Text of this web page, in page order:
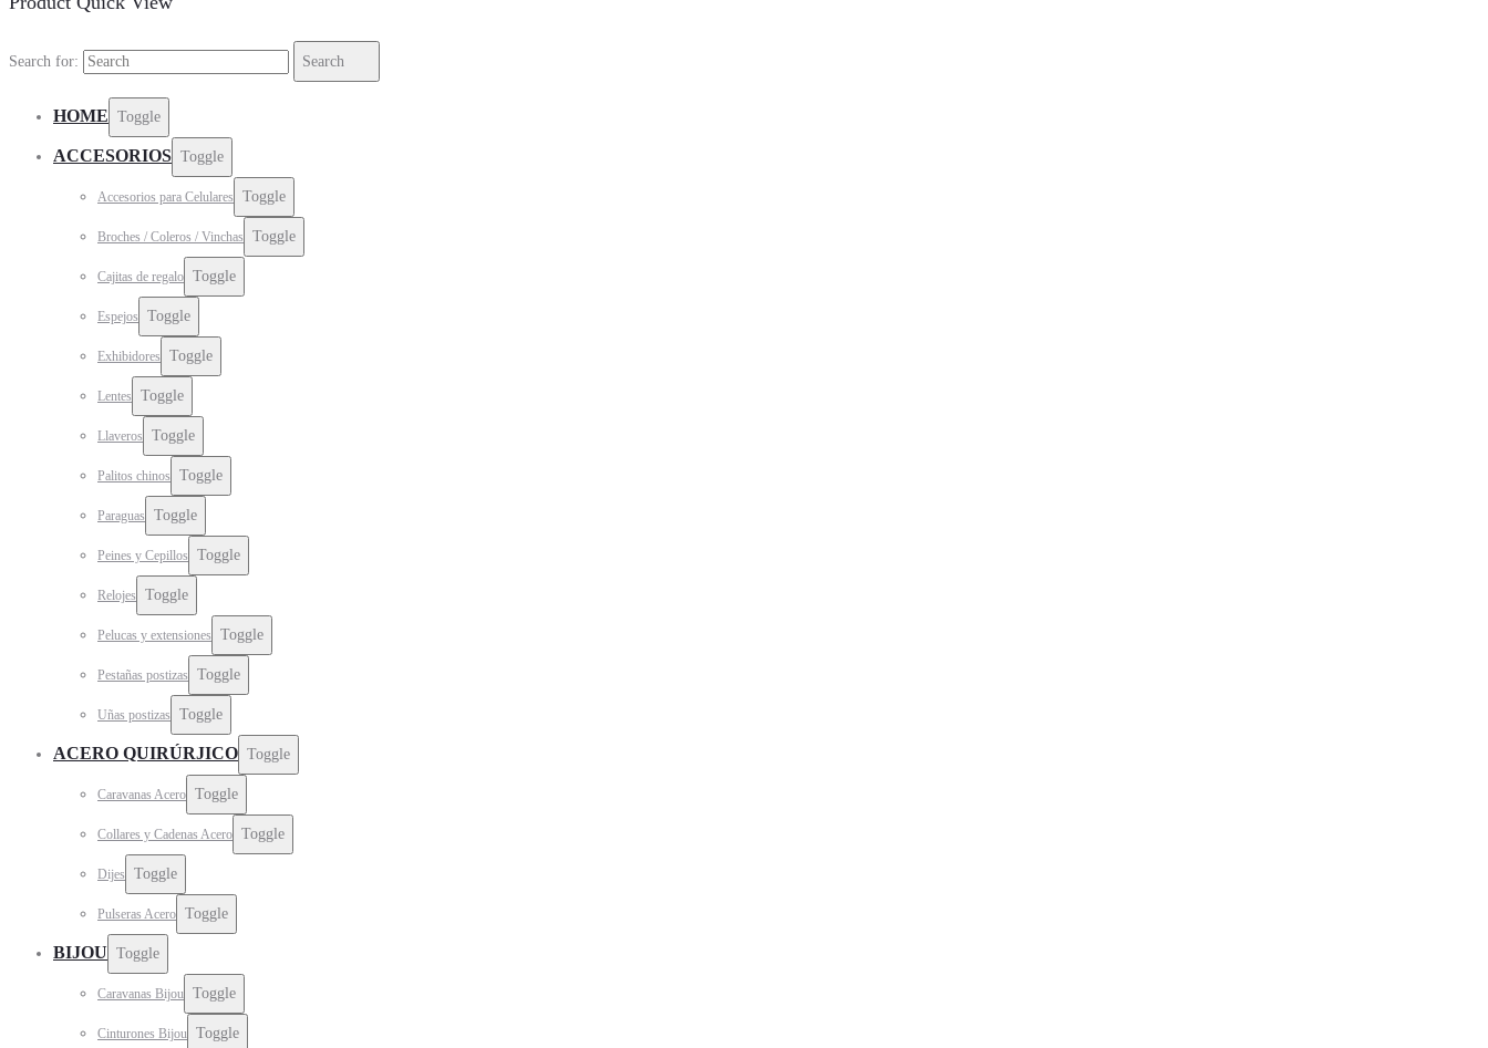
Search for: Search
HOME Toggle
ACCESORIOS Toggle
Accesorios para Celulares Toggle
Broches / Coleros / Vinchas Toggle
Cajitas de regalo Toggle
Espejos Toggle
Exhibidores Toggle
Lentes Toggle
Llaveros Toggle
Palitos chinos Toggle
Paraguas Toggle
Peines y Cepillos Toggle
Relojes Toggle
Pelucas y extensiones Toggle
Pestañas postizas Toggle
Uñas postizas Toggle
ACERO QUIRÚRJICO Toggle
Caravanas Acero Toggle
Collares y Cadenas Acero Toggle
Dijes Toggle
Pulseras Acero Toggle
BIJOU Toggle
Caravanas Bijou Toggle
Cinturones Bijou Toggle